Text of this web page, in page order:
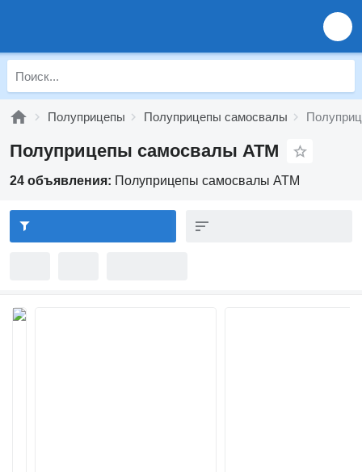
Полуприцепы Полуприцепы самосвалы
Полуприцепы самосвалы ATM
24 объявления: Полуприцепы самосвалы ATM